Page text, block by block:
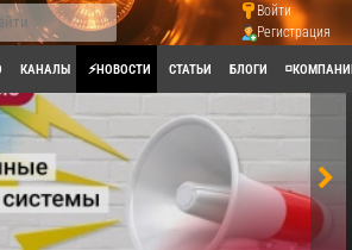
Войти
Регистрация
КАНАЛЫ ⚡НОВОСТИ СТАТЬИ БЛОГИ